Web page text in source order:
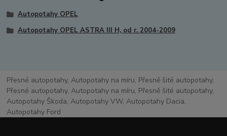
Autopotahy OPEL
Autopotahy OPEL ASTRA III H, od r. 2004-2009
Přesné autopotahy, Autopotahy na míru, Přesně šité autopotahy,
Přesné autopotahy, Autopotahy na míru, Přesně šité autopotahy,
Autopotahy Škoda, Autopotahy VW, Autopotahy Dacia,
Autopotahy Ford